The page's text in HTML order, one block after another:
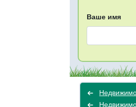
Ваше имя